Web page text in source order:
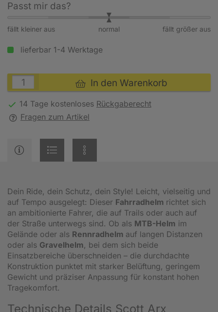
Passt mir das?
fällt kleiner aus fällt größer aus
normal
lieferbar 1-4 Werktage
In den Warenkorb
14 Tage kostenloses Rückgaberecht
Fragen zum Artikel
Dein Ride, dein Schutz, dein Style! Leicht, vielseitig und
auf Tempo ausgelegt: Dieser Fahrradhelm richtet sich
an ambitionierte Fahrer, die auf Trails oder auch auf
der Straße unterwegs sind. Ob als MTB-Helm im
Gelände oder als Rennradhelm auf langen Distanzen
oder als Gravelhelm, bei dem sich beide
Einsatzbereiche überschneiden – die durchdachte
Konstruktion punktet mit starker Belüftung, geringem
Gewicht und präziser Anpassung für konstant hohen
Tragekomfort.
Technische Details Scott Arx